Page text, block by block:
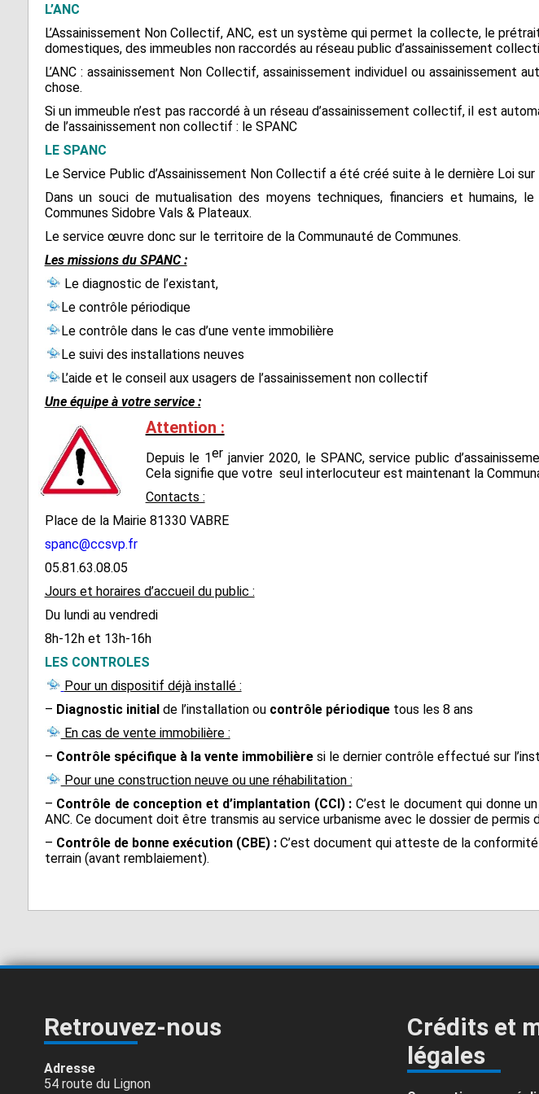
Lacrouzette
Lacaze
Lasfaillades
Le Masnau-Massuguiès SIRPMMM
Montfa
Roquecourbe
Saint-Pierre de Trivisy
Vabre
Appels d’offres
Plans de prévention des
risques
Zones d’Accélération
terrestres de
L’ANC
L’Assainissement Non Collectif, ANC, est un système qui permet la collecte, le
domestiques, des immeubles non raccordés au réseau public d’assainissement
L’ANC : assainissement Non Collectif, assainissement individuel ou assainissement
chose.
Si un immeuble n’est pas raccordé à un réseau d’assainissement collectif, il est
de l’assainissement non collectif : le SPANC
LE SPANC
Le Service Public d’Assainissement Non Collectif a été créé suite à le dernière Loi
Dans un souci de mutualisation des moyens techniques, financiers et humains,
Communes Sidobre Vals & Plateaux.
Le service œuvre donc sur le territoire de la Communauté de Communes.
Les missions du SPANC :
Le diagnostic de l’existant,
Le contrôle périodique
Le contrôle dans le cas d’une vente immobilière
Le suivi des installations neuves
L’aide et le conseil aux usagers de l’assainissement non collectif
Une équipe à votre service :
Attention :
Depuis le 1er janvier 2020, le SPANC, service public
Cela signifie que votre seul interlocuteur est maintenant la
Contacts :
Place de la Mairie 81330 VABRE
spanc@ccsvp.fr
05.81.63.08.05
Jours et horaires d’accueil du public :
Du lundi au vendredi
8h-12h et 13h-16h
LES CONTROLES
Pour un dispositif déjà installé :
– Diagnostic initialde l’installation ou contrôle périodiquetous les 8 ans
En cas de vente immobilière :
– Contrôle spécifique à la vente immobilièresi le dernier contrôle effectué sur
Pour une construction neuve ou une réhabilitation :
– Contrôle de conception et d’implantation (CCI) : C’est le document qui donne
ANC. Ce document doit être transmis au service urbanisme avec le dossier de permis
– Contrôle de bonne exécution (CBE) : C’est document qui atteste de la
terrain (avant remblaiement).
Retrouvez-nous
Adresse
54 route du Lignon
Crédits et
légales